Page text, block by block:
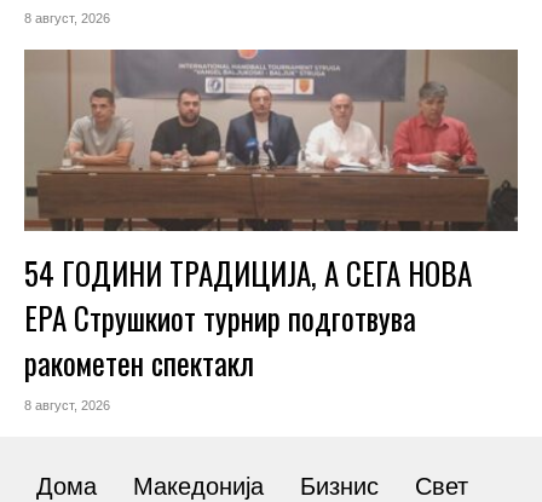
8 август, 2026
54 ГОДИНИ ТРАДИЦИЈА, А СЕГА НОВА
ЕРА Струшкиот турнир подготвува
ракометен спектакл
8 август, 2026
Дома Македонија Бизнис Свет